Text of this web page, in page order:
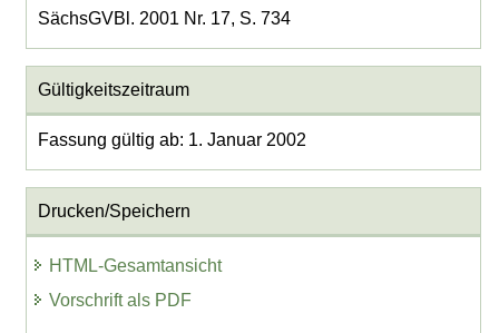
SächsGVBl. 2001 Nr. 17, S. 734
Gültigkeitszeitraum
Fassung gültig ab: 1. Januar 2002
Drucken/Speichern
HTML-Gesamtansicht
Vorschrift als PDF